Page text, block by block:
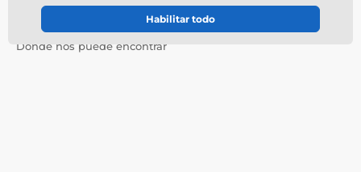
info@electro-collares.es
Dónde nos puede encontrar
Habilitar todo